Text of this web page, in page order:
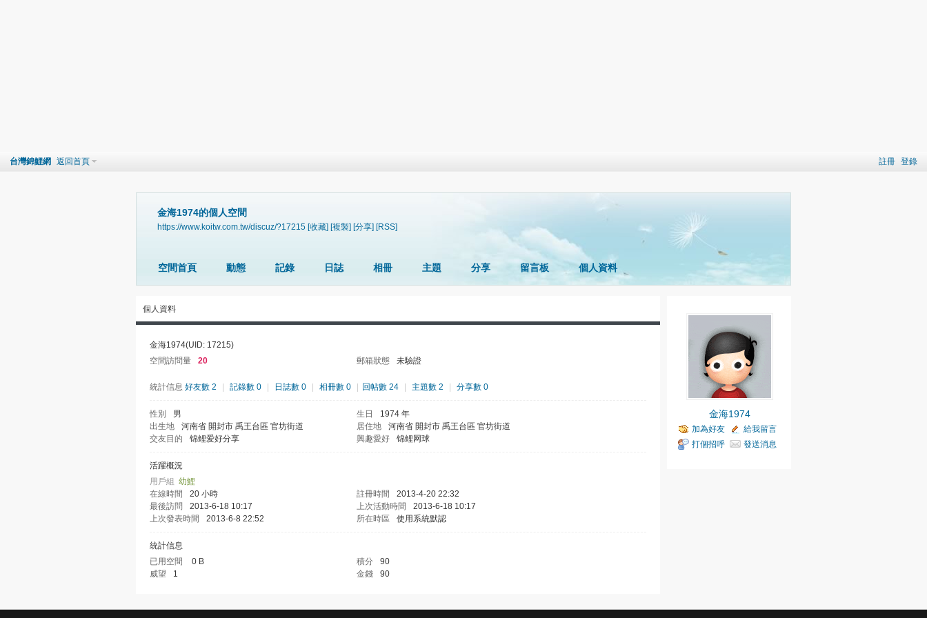
註冊 登錄
台灣錦鯉網 返回首頁
金海1974的個人空間
https://www.koitw.com.tw/discuz/?17215 [收藏] [複製] [分享] [RSS]
空間首頁 動態 記錄 日誌 相冊 主題 分享 留言板 個人資料
個人資料
金海1974(UID: 17215)
空間訪問量
20 郵箱狀態 未驗證
統計信息 好友數 2 記錄數 0 日誌數 0 相冊數 0 回帖數 24 主題數 2 分享數 0
性別 男 生日
1974 年
出生地
河南省 開封市 禹王台區 官坊街道 居住地
河南省 開封市 禹王台區 官坊街道
交友目的
锦鲤爱好分享 興趣愛好 锦鲤网球
活躍概況
用戶組 幼鯉
在線時間
20 小時 註冊時間
2013-4-20 22:32
最後訪問
2013-6-18 10:17 上次活動時間
2013-6-18 10:17
上次發表時間
2013-6-8 22:52 所在時區 使用系統默認
統計信息
已用空間
0 B 積分
90
威望
1 金錢 90
金海1974
加為好友
給我留言
打個招呼
發送消息